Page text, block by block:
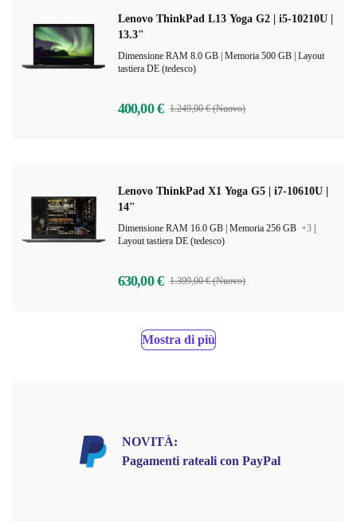
Lenovo ThinkPad L13 Yoga G2 | i5-10210U |
13.3"
Layout
tastiera DE (tedesco)
400,00 € 1.249,00 € (Nuovo)
Lenovo ThinkPad X1 Yoga G5 | i7-10610U |
14"
Memoria 256 GB +3
Layout tastiera DE (tedesco)
630,00 € 1.399,00 € (Nuovo)
Mostra di più
NOVITÀ:
Pagamenti rateali con PayPal